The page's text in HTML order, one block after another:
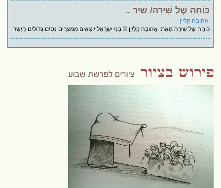
כּוֹחָהּ שֶׁל שִׁירָה/ שיר ..
אהובה קליין
כּוֹחָהּ שֶׁל שִׁירָה מֵאֵת: אֲהוּבָה קְלַייְן © בְּנֵי יִשְׂרָאֵל יוֹצְאִים מִמִּצְרַיִם נִסִּים גְּדוֹלִים הַיְשַׁר